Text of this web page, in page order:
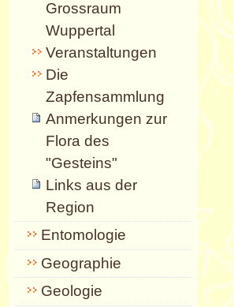
Grossraum
Wuppertal
Veranstaltungen
Die
Zapfensammlung
Anmerkungen zur
Flora des
"Gesteins"
Links aus der
Region
Entomologie
Geographie
Geologie